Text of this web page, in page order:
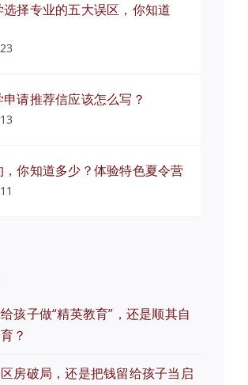
选择专业的五大误区，你知道
请推荐信应该怎么写？
，你知道多少？体验特色夏令营
孩子做“精英教育”，还是顺其自
？
房破局，还是把钱留给孩子当启